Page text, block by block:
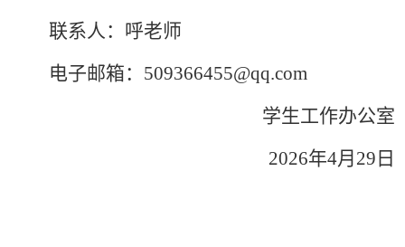
联系人：呼老师
电子邮箱： 509366455@qq.com
学生工作办公室
2026年4月 29 日